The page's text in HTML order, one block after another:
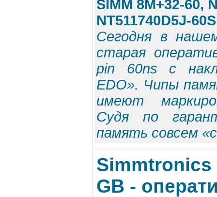
SIMM 8M+32-60,
NT511740D5J-
Сегодня в
старая
pin 60ns с
EDO». Чипы
имеют
Судя по
память совсем
Simmtronics
GB -